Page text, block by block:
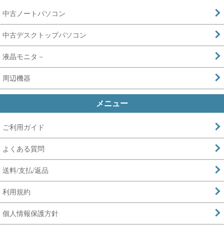
中古ノートパソコン
中古デスクトップパソコン
液晶モニタ－
周辺機器
メニュー
ご利用ガイド
よくある質問
送料/支払/返品
利用規約
個人情報保護方針